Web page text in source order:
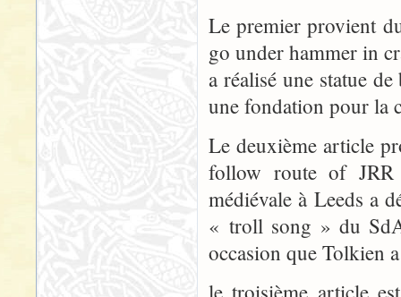
Le premier provient
go under hammer in
a réalisé une statue
une fondation pour la
Le deuxième article
follow route of JRR
médiévale à Leeds a
« troll song » du
occasion que Tolkien
le troisième article